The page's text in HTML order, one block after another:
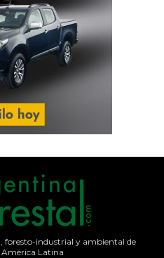
foresto-industrial y ambiental de
Latina